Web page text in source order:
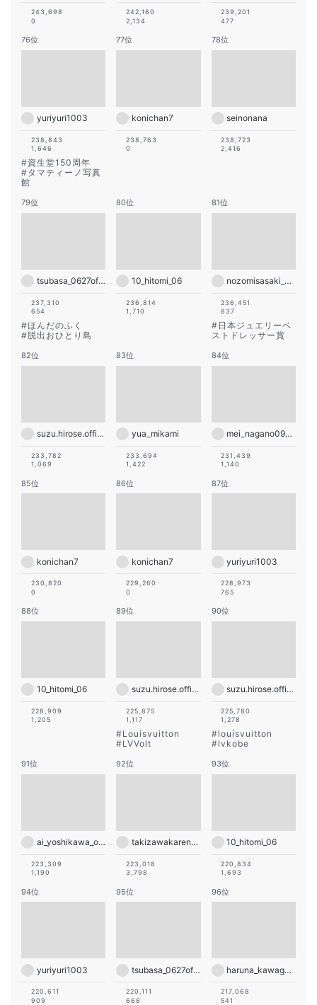
243,698
0
242,160
2,134
239,201
477
76位
yuriyuri1003
238,843
1,646
#資生堂150周年
#タマティーノ写真
館
77位
konichan7
238,763
0
78位
seinonana
238,723
2,416
79位
tsubasa_0627official
237,310
654
#ほんだのふく
#脱出おひとり島
80位
10_hitomi_06
236,814
1,710
81位
nozomisasaki_official
236,451
837
# 日本ジュエリーベ
ストドレッサー賞
82位
suzu.hirose.official
233,782
1,069
83位
yua_mikami
233,694
1,422
84位
mei_nagano0924official
231,439
1,140
85位
konichan7
230,820
0
86位
konichan7
229,260
0
87位
yuriyuri1003
228,973
765
88位
10_hitomi_06
228,909
1,205
89位
suzu.hirose.official
225,875
1,117
#Louisvuitton
#LVVolt
90位
suzu.hirose.official
225,780
1,278
#louisvuitton
#lvkobe
91位
ai_yoshikawa_official
223,309
1,190
92位
takizawakarenofficial
223,018
3,798
93位
10_hitomi_06
220,834
1,693
94位
yuriyuri1003
220,611
909
95位
tsubasa_0627official
220,111
668
96位
haruna_kawaguchi_official
217,068
541